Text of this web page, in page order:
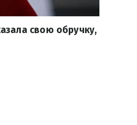
свою обручку,